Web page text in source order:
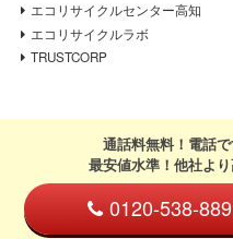
エコリサイクルセンター高知
エコリサイクルラボ
TRUSTCORP
通話料無料！電話
最安値水準！他社よ
0120-538-889